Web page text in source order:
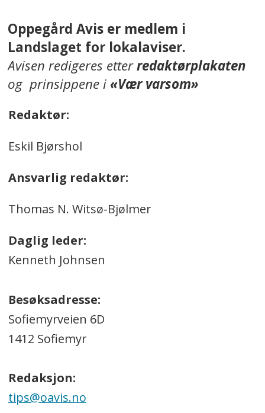
Oppegård Avis er medlem i
Landslaget for lokalaviser.
Avisen redigeres etterredaktørplakaten
og prinsippene i«Vær varsom»
Redaktør:
Eskil Bjørshol
Ansvarlig redaktør:
Thomas N. Witsø-Bjølmer
Daglig leder:
Kenneth Johnsen
Besøksadresse:
Sofiemyrveien 6D
1412 Sofiemyr
Redaksjon:
tips@oavis.no